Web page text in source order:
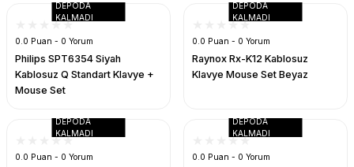
DEPODA
KALMADI
0.0 Puan - 0 Yorum
Philips SPT6354 Siyah
Kablosuz Q Standart Klavye +
Mouse Set
DEPODA
KALMADI
0.0 Puan - 0 Yorum
Raynox Rx-K12 Kablosuz
Klavye Mouse Set Beyaz
DEPODA
KALMADI
0.0 Puan - 0 Yorum
DEPODA
KALMADI
0.0 Puan - 0 Yorum